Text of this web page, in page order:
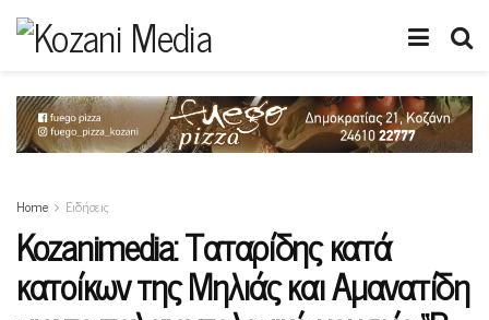
Home Ειδήσεις
Kozanimedia: Ταταρίδης κατά
κατοίκων της Μηλιάς και Αμανατίδη